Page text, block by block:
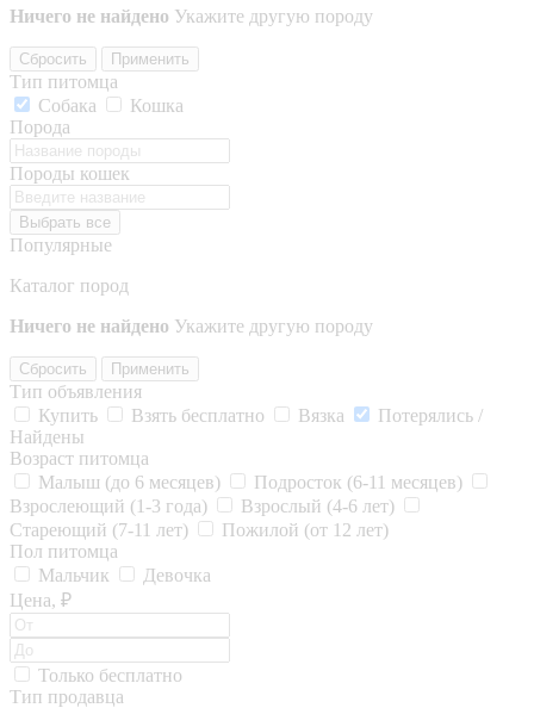
Ничего не найдено Укажите другую породу
Сбросить Применить
Тип питомца
Собака
Кошка
Порода
Породы кошек
Выбрать все
Популярные
Каталог пород
Ничего не найдено Укажите другую породу
Сбросить Применить
Тип объявления
Купить
Взять бесплатно Вязка
Потерялись /
Найдены
Возраст питомца
Малыш (до 6 месяцев)
Подросток (6-11 месяцев)
Взрослеющий (1-3 года)
Взрослый (4-6 лет)
Стареющий (7-11 лет)
Пожилой (от 12 лет)
Пол питомца
Мальчик
Девочка
Цена, ₽
Только бесплатно
Тип продавца